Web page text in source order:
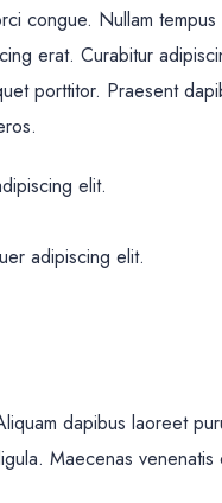
congue. Nullam
erat. Curabitur
porttitor. Praesent
elit.
adipiscing elit.
dapibus laoreet
Maecenas